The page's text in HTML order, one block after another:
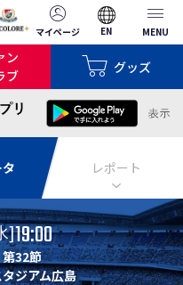
マイページ EN MENU
ン
ブ
グッズ
レポート
]19:00
32節
ジアム広島